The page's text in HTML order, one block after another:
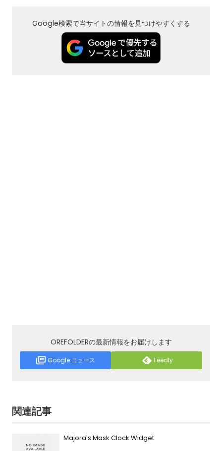
Google検索で当サイトの情報を見つけやすくする
OREFOLDERの最新情報をお届けします
Google ニュース Feedly
関連記事
Majora’s Mask Clock Widget